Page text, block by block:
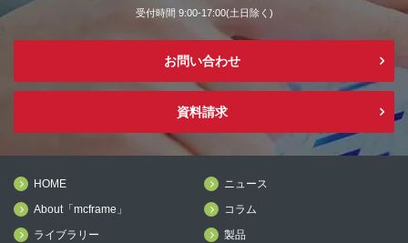
受付時間 9:00-17:00(土日除く)
お問い合わせ
資料請求
HOME
ニュース
About「mcframe」
コラム
ライブラリー
製品